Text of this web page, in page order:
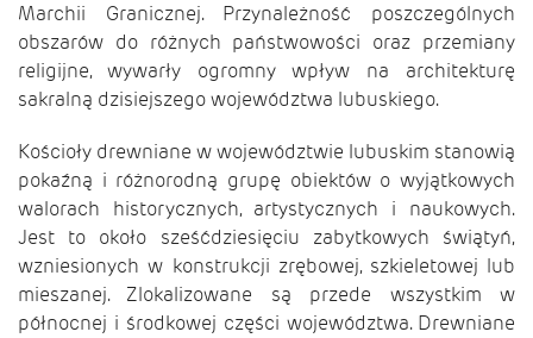
Marchii Granicznej. Przynależność poszczególnych
obszarów do różnych państwowości oraz przemiany
religijne, wywarły ogromny wpływ na architekturę
sakralną dzisiejszego województwa lubuskiego.
Kościoły drewniane w województwie lubuskim stanowią
pokaźną i różnorodną grupę obiektów o wyjątkowych
walorach historycznych, artystycznych i naukowych.
Jest to około sześćdziesięciu zabytkowych świątyń,
wzniesionych w konstrukcji zrębowej, szkieletowej lub
mieszanej. Zlokalizowane są przede wszystkim w
północnej i środkowej części województwa. Drewniane